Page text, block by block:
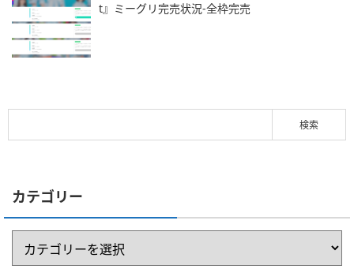
t』ミーグリ完売状況-全枠完売
カテゴリー